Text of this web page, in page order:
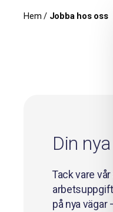
Hem / Jobba hos oss
Din
Tack vare
på nya vägar